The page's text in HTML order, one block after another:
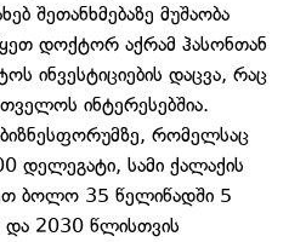
შეთანხმებაზე მუშაობა
დოქტორ აქრამ ჰასონთან
ინვესტიციების დაცვა, რაც
ინტერესებშია.
რომელსაც
დელეგატი, სამი ქალაქის
ბოლო 35 წელიწადში 5
და 2030 წლისთვის